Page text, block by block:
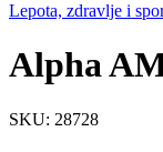
Lepota, zdravlje i
Alpha
SKU: 28728